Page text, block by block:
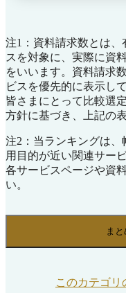
いる複雑な通勤規
込むことが可能で
ロックされたりア
者の目視確認に頼
化し、社内ルール
注1：資料請求数とは
スを対象に、実際に資
をいいます。資料請求
ビスを優先的に表示し
皆さまにとって比較選
方針に基づき、上記の
注2：当ランキングは、
用目的が近い関連サー
各サービスページや資
い。
ま
このカテゴリ